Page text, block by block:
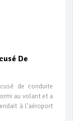
De
de conduite
au volant et a
à l'aéroport